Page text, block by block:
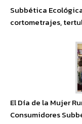
Subbética
cortometrajes,
El Día de la Mujer
Consumidores